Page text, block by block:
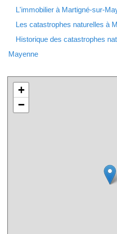
L'immobilier à Martigné-sur-
Les catastrophes naturelles à
Historique des catastrophes
Mayenne
+
−